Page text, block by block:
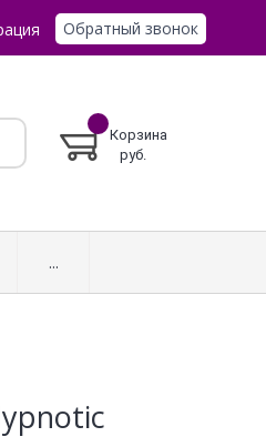
Обратный звонок
Корзина
руб.
...